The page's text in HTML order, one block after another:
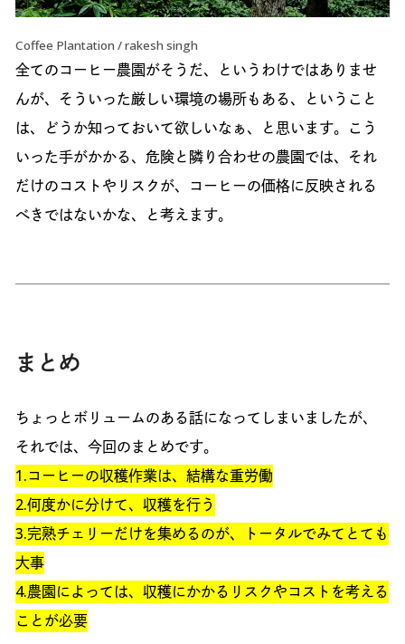
Coffee Plantation / rakesh singh
全てのコーヒー農園がそうだ、というわけではありませ
んが、そういった厳しい環境の場所もある、ということ
は、どうか知っておいて欲しいなぁ、と思います。こう
いった手がかかる、危険と隣り合わせの農園では、それ
だけのコストやリスクが、コーヒーの価格に反映される
べきではないかな、と考えます。
まとめ
ちょっとボリュームのある話になってしまいましたが、
それでは、今回のまとめです。
1.コーヒーの収穫作業は、結構な重労働
2.何度かに分けて、収穫を行う
3.完熟チェリーだけを集めるのが、トータルでみてとても
大事
4.農園によっては、収穫にかかるリスクやコストを考える
ことが必要